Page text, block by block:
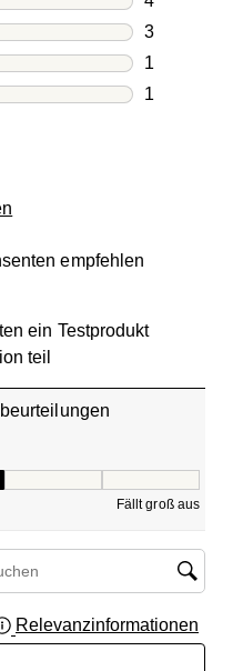
4
3
3
1
1
1
empfehlen
ein Testprodukt
teil
Fällt groß aus
Suchregion
Relevanzinformationen